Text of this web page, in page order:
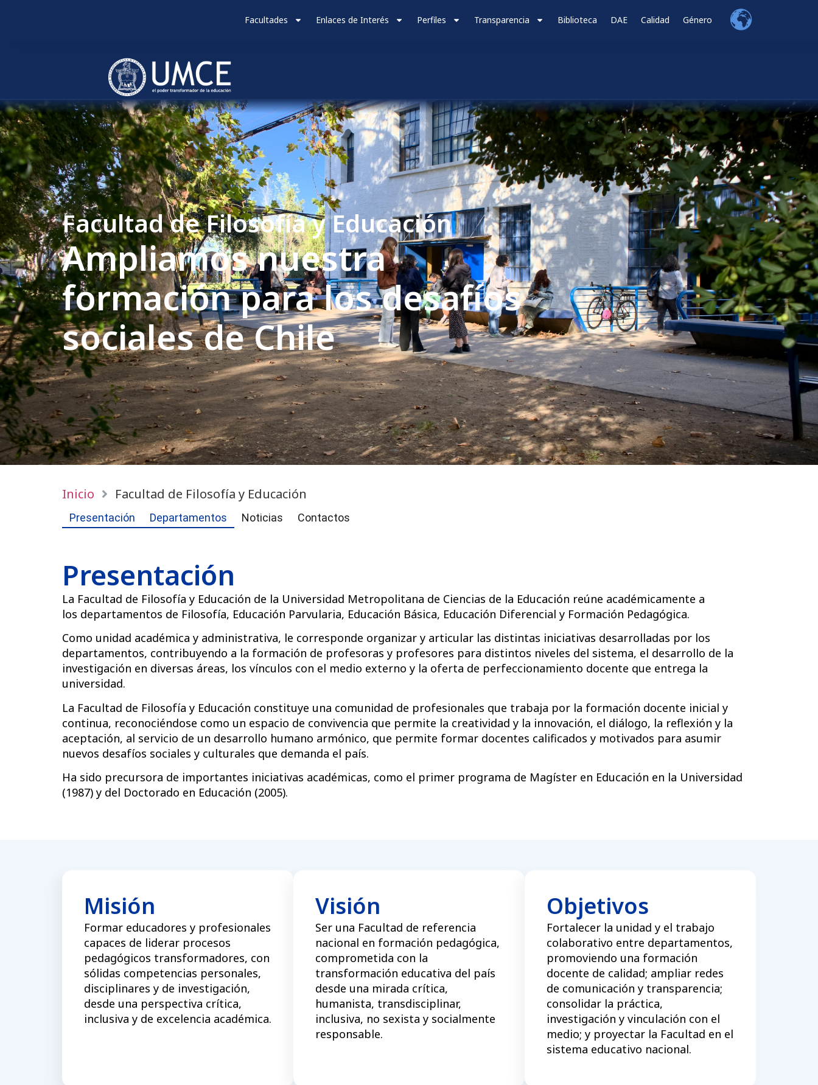
Facultades Enlaces de Interés Perfiles Transparencia Biblioteca DAE Calidad Género
Facultad de Filosofía y Educación
Ampliamos nuestra
formación para los desafíos
sociales de Chile
Inicio Facultad de Filosofía y Educación
Presentación Departamentos Noticias Contactos
Presentación
La Facultad de Filosofía y Educación de la Universidad Metropolitana de Ciencias de la Educación reúne académicamente a
los departamentos de Filosofía, Educación Parvularia, Educación Básica, Educación Diferencial y Formación Pedagógica.
Como unidad académica y administrativa, le corresponde organizar y articular las distintas iniciativas desarrolladas por los
departamentos, contribuyendo a la formación de profesoras y profesores para distintos niveles del sistema, el desarrollo de la
investigación en diversas áreas, los vínculos con el medio externo y la oferta de perfeccionamiento docente que entrega la
universidad.
La Facultad de Filosofía y Educación constituye una comunidad de profesionales que trabaja por la formación docente inicial y
continua, reconociéndose como un espacio de convivencia que permite la creatividad y la innovación, el diálogo, la reflexión y la
aceptación, al servicio de un desarrollo humano armónico, que permite formar docentes calificados y motivados para asumir
nuevos desafíos sociales y culturales que demanda el país.
Ha sido precursora de importantes iniciativas académicas, como el primer programa de Magíster en Educación en la Universidad
(1987) y del Doctorado en Educación (2005).
Misión
Formar educadores y profesionales
capaces de liderar procesos
pedagógicos transformadores, con
sólidas competencias personales,
disciplinares y de investigación,
desde una perspectiva crítica,
inclusiva y de excelencia académica.
Visión
Ser una Facultad de referencia
nacional en formación pedagógica,
comprometida con la
transformación educativa del país
desde una mirada crítica,
humanista, transdisciplinar,
inclusiva, no sexista y socialmente
responsable.
Objetivos
Fortalecer la unidad y el trabajo
colaborativo entre departamentos,
promoviendo una formación
docente de calidad; ampliar redes
de comunicación y transparencia;
consolidar la práctica,
investigación y vinculación con el
medio; y proyectar la Facultad en el
sistema educativo nacional.